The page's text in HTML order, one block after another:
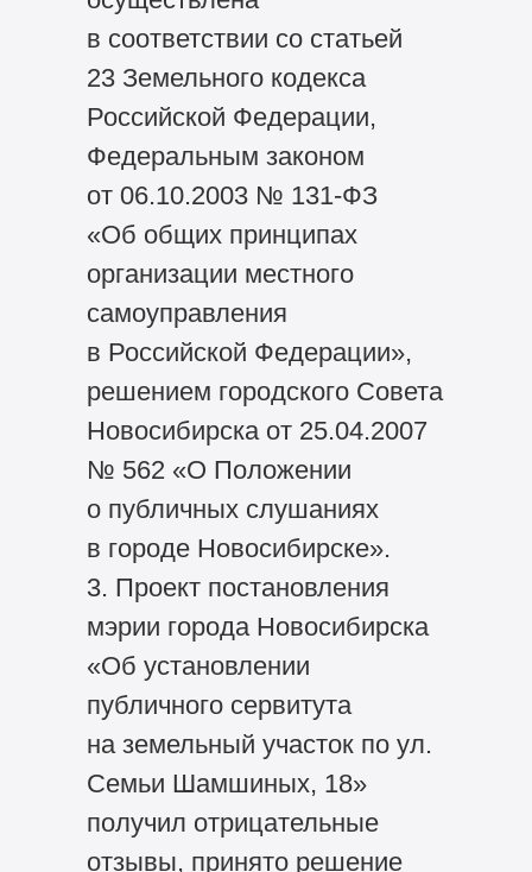
в соответствии со статьей
23 Земельного кодекса
Российской Федерации,
Федеральным законом
от 06.10.2003 № 131-ФЗ
«Об общих принципах
организации местного
самоуправления
в Российской Федерации»,
решением городского Совета
Новосибирска от 25.04.2007
№ 562 «О Положении
о публичных слушаниях
в городе Новосибирске».
3. Проект постановления
мэрии города Новосибирска
«Об установлении
публичного сервитута
на земельный участок по ул.
Семьи Шамшиных, 18»
получил отрицательные
отзывы, принято решение